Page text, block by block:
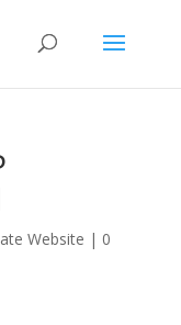
Website | 0